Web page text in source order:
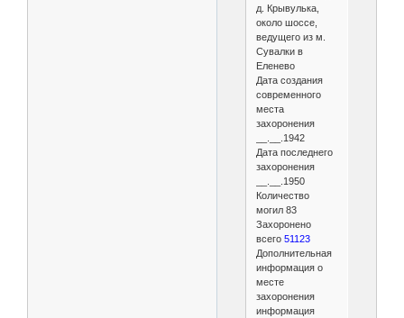
д. Крывулька,
около шоссе,
ведущего из м.
Сувалки в
Еленево
Дата создания
современного
места
захоронения
__.__.1942
Дата последнего
захоронения
__.__.1950
Количество
могил 83
Захоронено
всего 51123
Дополнительная
информация о
месте
захоронения
информация